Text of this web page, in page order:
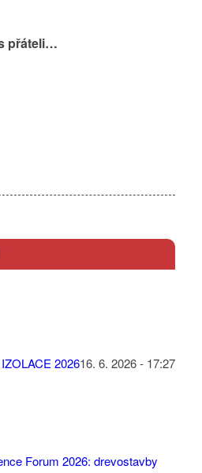
přáteli…
202616. 6. 2026 - 17:27
Forum 2026: drevostavby